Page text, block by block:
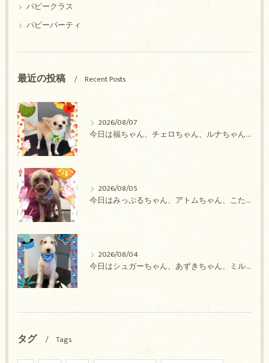
パピークラス
パピーパーティ
最近の投稿 Recent Posts
2026/08/07
今日は福ちゃん、チェロちゃん、ルナちゃん、Royちゃん、アネラちゃん、ポコちゃんのトリミングの紹介です【奈良のエース動物病院】
2026/08/05
今日はみっぷるちゃん、アトムちゃん、こたろうちゃん、ルルちゃん、アンジュちゃん、がぶちゃんのトリミングの紹介です【奈良のエース動物病院】
2026/08/04
今日はシュガーちゃん、あずきちゃん、ミルキーちゃん、コロンちゃん、ココちゃんのトリミングの紹介です【奈良のエース動物病院】
タグ Tags